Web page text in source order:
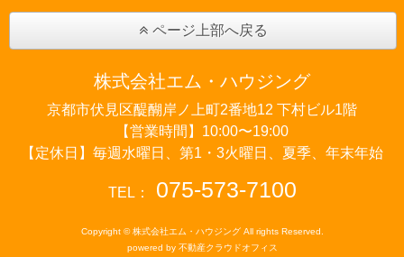
ページ上部へ戻る
株式会社エム・ハウジング
京都市伏見区醍醐岸ノ上町2番地12 下村ビル1階
【営業時間】10:00〜19:00
【定休日】毎週水曜日、第1・3火曜日、夏季、年末年始
TEL： 075-573-7100
Copyright © 株式会社エム・ハウジング All rights Reserved.
powered by 不動産クラウドオフィス